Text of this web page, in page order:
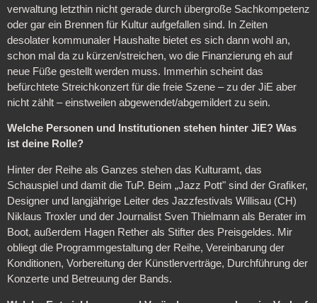
verwaltung letzthin nicht gerade durch übergroße Sachkompetenz
oder gar ein Brennen für Kultur aufgefallen sind. In Zeiten
desolater kommunaler Haushalte bietet es sich dann wohl an,
schon mal da zu kürzen/streichen, wo die Finanzierung eh auf
neue Füße gestellt werden muss. Immerhin scheint das
befürchtete Streichkonzert für die freie Szene – zu der JiE aber
nicht zählt – einstweilen abgewendet/abgemildert zu sein.
Welche Personen und Institutionen stehen hinter JiE? Was
ist deine Rolle?
Hinter der Reihe als Ganzes stehen das Kulturamt, das
Schauspiel und damit die TuP. Beim „Jazz Pott" sind der Grafiker,
Designer und langjährige Leiter des Jazzfestivals Willisau (CH)
Niklaus Troxler und der Journalist Sven Thielmann als Berater im
Boot, außerdem Hagen Rether als Stifter des Preisgeldes. Mir
obliegt die Programmgestaltung der Reihe, Vereinbarung der
Konditionen, Vorbereitung der Künstlerverträge, Durchführung der
Konzerte und Betreuung der Bands.